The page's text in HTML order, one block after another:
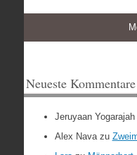
Neueste Kommentare
Jeruyaan Yogarajah
Alex Navazu